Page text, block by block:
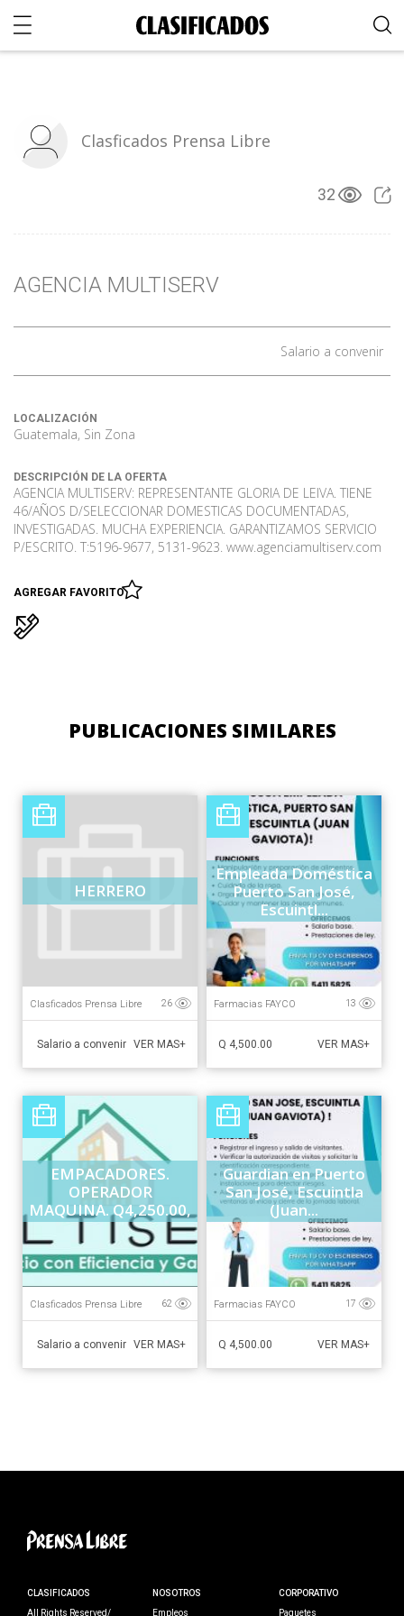
Clasficados Prensa Libre
32
AGENCIA MULTISERV
Salario a convenir
LOCALIZACIÓN
Guatemala, Sin Zona
DESCRIPCIÓN DE LA OFERTA
AGENCIA MULTISERV: REPRESENTANTE GLORIA DE LEIVA. TIENE
46/AÑOS D/SELECCIONAR DOMESTICAS DOCUMENTADAS,
INVESTIGADAS. MUCHA EXPERIENCIA. GARANTIZAMOS SERVICIO
P/ESCRITO. T:5196-9677, 5131-9623. www.agenciamultiserv.com
AGREGAR FAVORITO
PUBLICACIONES SIMILARES
HERRERO
Clasficados Prensa Libre 26
Salario a convenir VER MAS+
Empleada Doméstica
Puerto San José,
Escuintl...
Farmacias FAYCO 13
Q 4,500.00 VER MAS+
EMPACADORES.
OPERADOR
MAQUINA. Q4,250.00,
Q3...
Clasficados Prensa Libre 62
Salario a convenir VER MAS+
Guardian en Puerto
San José, Escuintla
(Juan...
Farmacias FAYCO 17
Q 4,500.00 VER MAS+
CLASIFICADOS
All Rights Reserved/
NOSOTROS
Empleos
CORPORATIVO
Paquetes